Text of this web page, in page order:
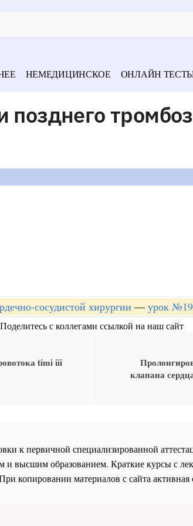
НЕМЕДИЦИНСКОЕ ОНЛАЙН
сосудистой хирургии — урок №19
Поделитесь с коллегами ссылкой на наш сайт
timi iii
клапана
к первичной специализированной
и высшим образованием. Краткие курсы с
копировании материалов с сайта активная